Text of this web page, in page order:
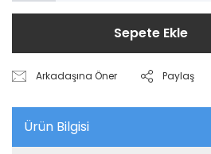
Sepete Ekle
Arkadaşına Öner Paylaş
Ürün Bilgisi